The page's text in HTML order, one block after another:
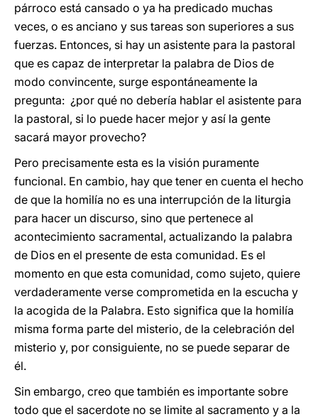
párroco está cansado o ya ha predicado muchas
veces, o es anciano y sus tareas son superiores a sus
fuerzas. Entonces, si hay un asistente para la pastoral
que es capaz de interpretar la palabra de Dios de
modo convincente, surge espontáneamente la
pregunta: ¿por qué no debería hablar el asistente para
la pastoral, si lo puede hacer mejor y así la gente
sacará mayor provecho?
Pero precisamente esta es la visión puramente
funcional. En cambio, hay que tener en cuenta el hecho
de que la homilía no es una interrupción de la liturgia
para hacer un discurso, sino que pertenece al
acontecimiento sacramental, actualizando la palabra
de Dios en el presente de esta comunidad. Es el
momento en que esta comunidad, como sujeto, quiere
verdaderamente verse comprometida en la escucha y
la acogida de la Palabra. Esto significa que la homilía
misma forma parte del misterio, de la celebración del
misterio y, por consiguiente, no se puede separar de
él.
Sin embargo, creo que también es importante sobre
todo que el sacerdote no se limite al sacramento y a la